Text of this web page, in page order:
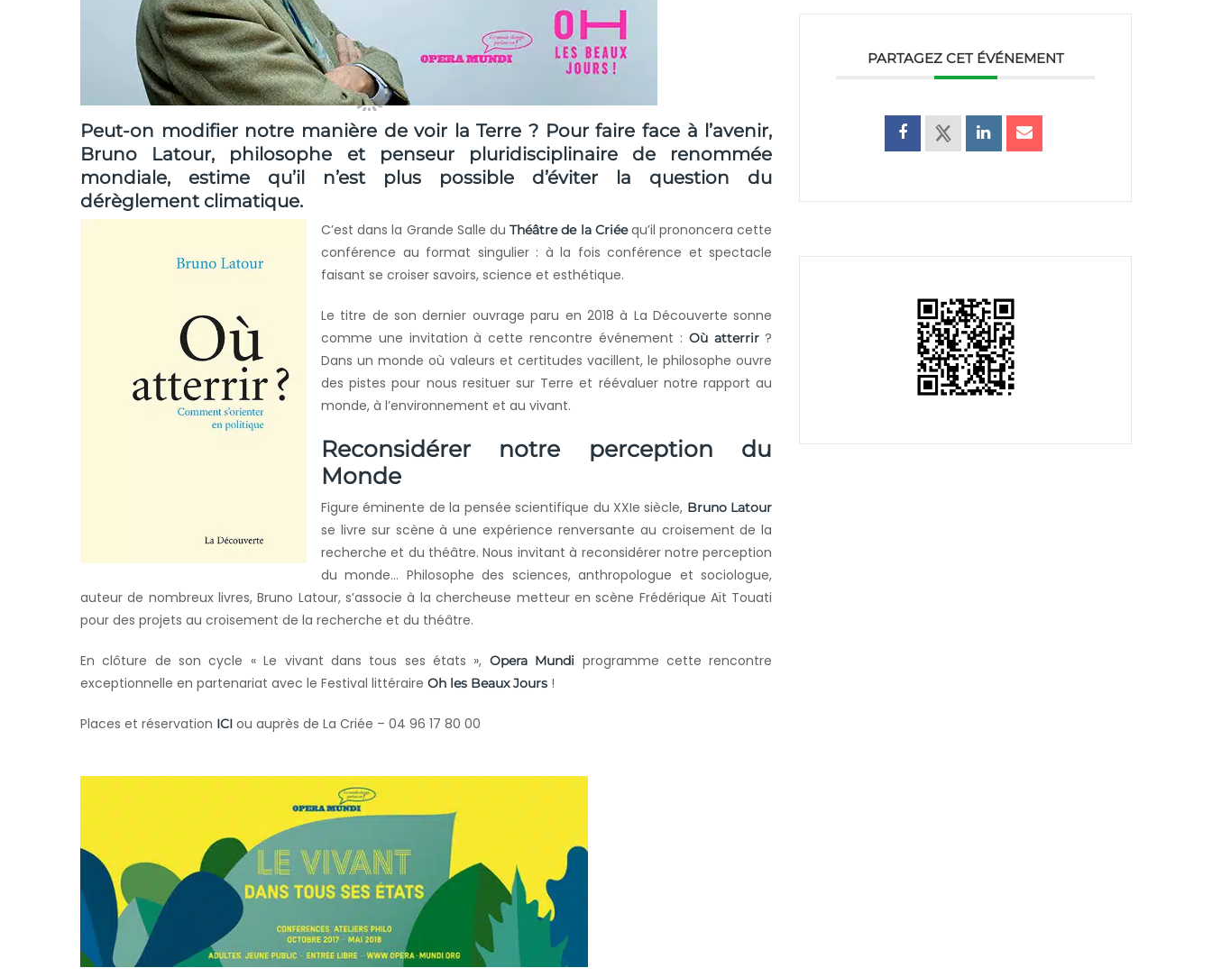
Peut-on modifier notre manière de voir la Terre ? Pour faire face à l’avenir,
Bruno Latour, philosophe et penseur pluridisciplinaire de renommée
mondiale, estime qu’il n’est plus possible d’éviter la question du
dérèglement climatique.
C’est dans la Grande Salle duThéâtre de la Criéequ’il prononcera cette
conférence au format singulier : à la fois conférence et spectacle
faisant se croiser savoirs, science et esthétique.
Le titre de son dernier ouvrage paru en 2018 à La Découverte sonne
comme une invitation à cette rencontre événement : Où atterrir?
Dans un monde où valeurs et certitudes vacillent, le philosophe ouvre
des pistes pour nous resituer sur Terre et réévaluer notre rapport au
monde, à l’environnement et au vivant.
Reconsidérer notre perception du
Monde
Figure éminente de la pensée scientifique du XXIe siècle, Bruno Latour
se livre sur scène à une expérience renversante au croisement de la
recherche et du théâtre. Nous invitant à reconsidérer notre perception
du monde… Philosophe des sciences, anthropologue et sociologue,
auteur de nombreux livres, Bruno Latour, s’associe à la chercheuse metteur en scène Frédérique Aït Touati
pour des projets au croisement de la recherche et du théâtre.
En clôture de son cycle « Le vivant dans tous ses états », Opera Mundi programme cette rencontre
exceptionnelle en partenariat avec le Festival littéraire Oh les Beaux Jours !
Places et réservation ICI ou auprès de La Criée – 04 96 17 80 00
PARTAGEZ CET ÉVÉNEMENT